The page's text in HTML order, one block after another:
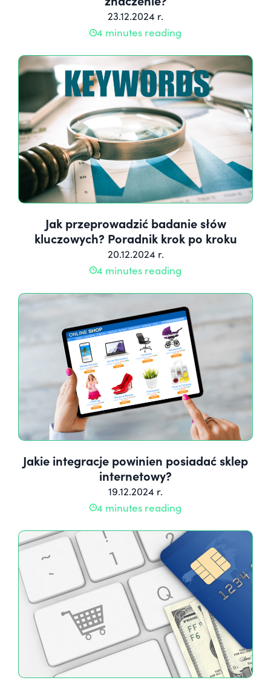
23.12.2024 r.
4 minutes reading
Jak przeprowadzić badanie słów
kluczowych? Poradnik krok po kroku
20.12.2024 r.
4 minutes reading
Jakie integracje powinien posiadać sklep
internetowy?
19.12.2024 r.
4 minutes reading